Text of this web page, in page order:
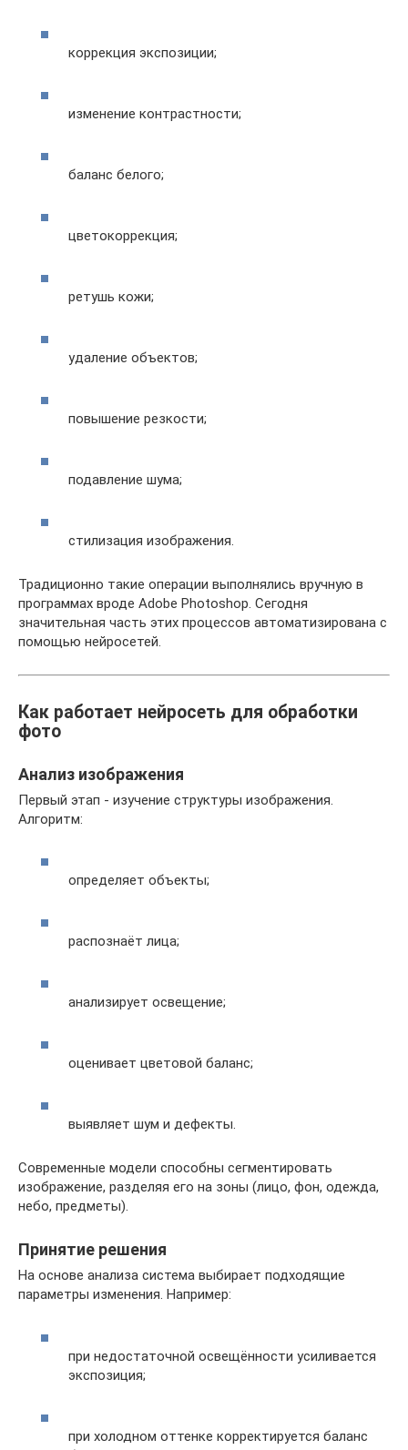
коррекция экспозиции;
изменение контрастности;
баланс белого;
цветокоррекция;
ретушь кожи;
удаление объектов;
повышение резкости;
подавление шума;
стилизация изображения.
Традиционно такие операции выполнялись вручную в
программах вроде Adobe Photoshop. Сегодня
значительная часть этих процессов автоматизирована с
помощью нейросетей.
Как работает нейросеть для обработки
фото
Анализ изображения
Первый этап - изучение структуры изображения.
Алгоритм:
определяет объекты;
распознаёт лица;
анализирует освещение;
оценивает цветовой баланс;
выявляет шум и дефекты.
Современные модели способны сегментировать
изображение, разделяя его на зоны (лицо, фон, одежда,
небо, предметы).
Принятие решения
На основе анализа система выбирает подходящие
параметры изменения. Например:
при недостаточной освещённости усиливается
экспозиция;
при холодном оттенке корректируется баланс